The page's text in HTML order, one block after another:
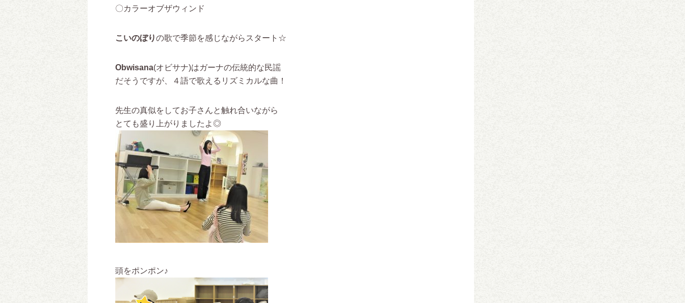
〇カラーオブザウィンド
こいのぼりの歌で季節を感じながらスタート☆
Obwisana(オビサナ)はガーナの伝統的な民謡
だそうですが、４語で歌えるリズミカルな曲！
先生の真似をしてお子さんと触れ合いながら
とても盛り上がりましたよ◎
頭をポンポン♪